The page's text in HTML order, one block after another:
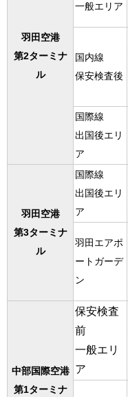
羽田空港
第2ターミナ
ル
一般エリア
国内線
保安検査後
国際線
出国後エリ
ア
羽田空港
第3ターミナ
ル
国際線
出国後エリ
ア
羽田エアポ
ートガーデ
ン
中部国際空港
第1ターミナ
保安検査
前
一般エリ
ア